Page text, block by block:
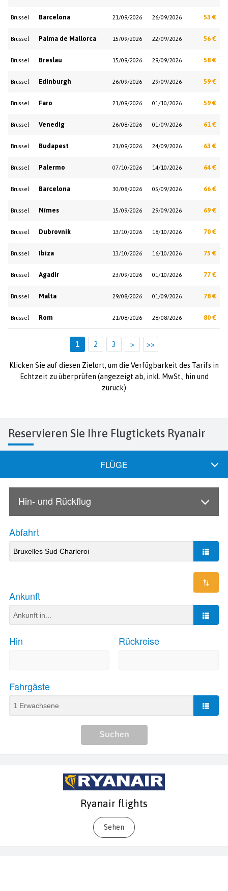
Brussel Barcelona 21/09/2026 26/09/2026 53 €
Brussel Palma de Mallorca 15/09/2026 22/09/2026 56 €
Brussel Breslau 15/09/2026 29/09/2026 58 €
Brussel Edinburgh 26/09/2026 29/09/2026 59 €
Brussel Faro 21/09/2026 01/10/2026 59 €
Brussel Venedig 26/08/2026 01/09/2026 61 €
Brussel Budapest 21/09/2026 24/09/2026 63 €
Brussel Palermo 07/10/2026 14/10/2026 64 €
Brussel Barcelona 30/08/2026 05/09/2026 66 €
Brussel Nîmes 15/09/2026 29/09/2026 69 €
Brussel Dubrovnik 13/10/2026 18/10/2026 70 €
Brussel Ibiza 13/10/2026 16/10/2026 75 €
Brussel Agadir 23/09/2026 01/10/2026 77 €
Brussel Malta 29/08/2026 01/09/2026 78 €
Brussel Rom 21/08/2026 28/08/2026 80 €
1 2 3 > >>
Klicken Sie auf diesen Zielort, um die Verfügbarkeit des Tarifs in
Echtzeit zu überprüfen (angezeigt ab, inkl. MwSt., hin und
zurück)
Reservieren Sie Ihre Flugtickets Ryanair
Ryanair flights
Sehen